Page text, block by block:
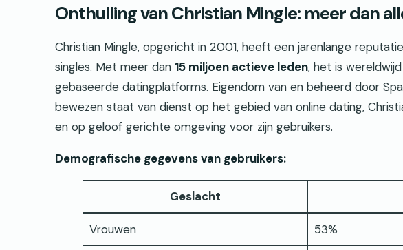
Onthulling van Christian Mingle: meer dan
Christian Mingle, opgericht in 2001, heeft een jarenlange
singles. Met meer dan 15 miljoen actieve leden, het is
gebaseerde datingplatforms. Eigendom van en beheerd door
bewezen staat van dienst op het gebied van online dating,
en op geloof gerichte omgeving voor zijn gebruikers.
Demografische gegevens van gebruikers:
Geslacht
Vrouwen 53%